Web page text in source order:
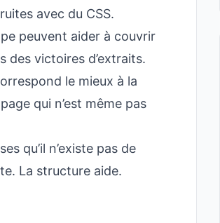
avec du CSS.
peuvent aider à couvrir
des victoires d’extraits.
le mieux à la
qui n’est même pas
qu’il n’existe pas de
La structure aide.